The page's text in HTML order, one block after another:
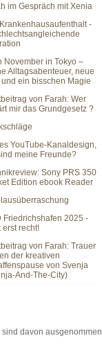
im Gespräch mit Xenia
-
November in Tokyo –
Alltagsabenteuer, neue
und ein bisschen Magie
von Farah: Wer
mir das Grundgesetz ?
YouTube-Kanaldesign,
meine Freunde?
Sony PRS 350
Edition ebook Reader
Friedrichshafen 2025 -
erst recht!
von Farah: Trauer
der kreativen
von Svenja
And-The-City)
davon ausgenommen.